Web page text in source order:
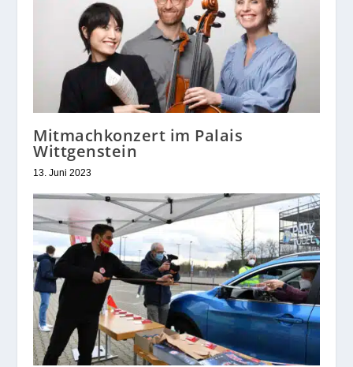
Mitmachkonzert im Palais
Wittgenstein
13. Juni 2023